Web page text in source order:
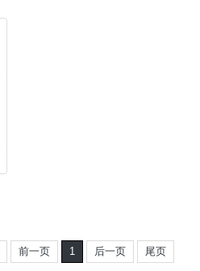
前一页 1 后一页 尾页